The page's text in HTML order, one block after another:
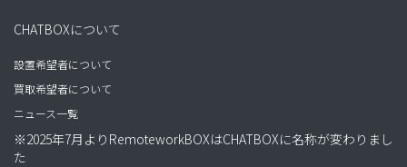
CHATBOXについて
設置希望者について
買取希望者について
ニュース一覧
※2025年7月よりRemoteworkBOXはCHATBOXに名称が変わりまし
た